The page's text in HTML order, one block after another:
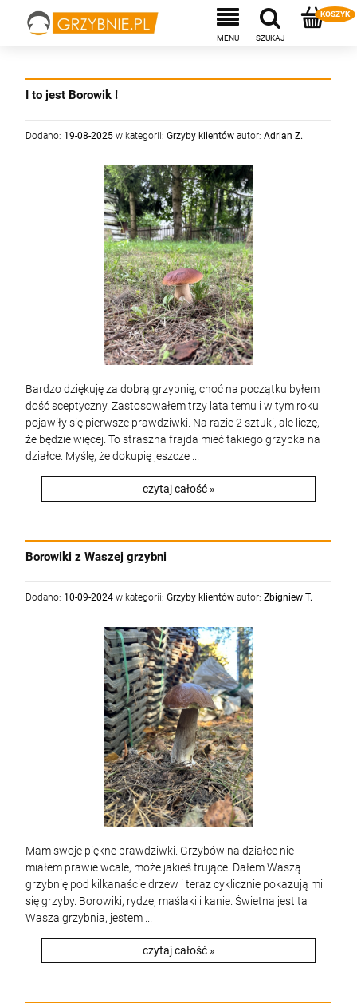
Grzybnia Kurka - Pieprznik jadalny
25,00 zł
Cena regularna: 27,90 zł
DO KOSZYKA
Grzybnia Kurka - Pieprznik jadalny
25,00 zł
Cena regularna: 27,90 zł
DO KOSZYKA
I to jest Borowik !
Dodano: 19-08-2025 w kategorii: Grzyby klientów autor: Adrian Z.
Bardzo dziękuję za dobrą grzybnię, choć na początku byłem
dość sceptyczny. Zastosowałem trzy lata temu i w tym roku
pojawiły się pierwsze prawdziwki. Na razie 2 sztuki, ale liczę,
że będzie więcej. To straszna frajda mieć takiego grzybka na
działce. Myślę, że dokupię jeszcze ...
czytaj całość »
Borowiki z Waszej grzybni
Dodano: 10-09-2024 w kategorii: Grzyby klientów autor: Zbigniew T.
Mam swoje piękne prawdziwki. Grzybów na działce nie
miałem prawie wcale, może jakieś trujące. Dałem Waszą
grzybnię pod kilkanaście drzew i teraz cyklicznie pokazują mi
się grzyby. Borowiki, rydze, maślaki i kanie. Świetna jest ta
Wasza grzybnia, jestem ...
czytaj całość »